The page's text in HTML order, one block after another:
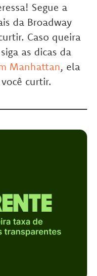
Segue a
da Broadway
Caso queira
as dicas da
Manhattan, ela
curtir.